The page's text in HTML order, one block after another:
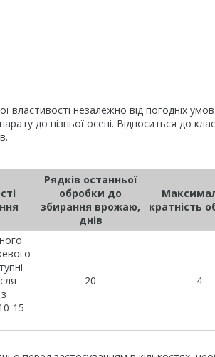
властивості незалежно від погодніх умов.
до пізньої осені. Відноситься до
Рядків останньої
обробки до
збирання врожаю,
днів
кратність
15
20 4